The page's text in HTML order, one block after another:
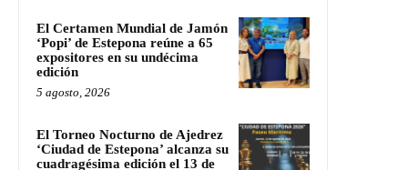
El Certamen Mundial de Jamón
‘Popi’ de Estepona reúne a 65
expositores en su undécima
edición
5 agosto, 2026
El Torneo Nocturno de Ajedrez
‘Ciudad de Estepona’ alcanza su
cuadragésima edición el 13 de